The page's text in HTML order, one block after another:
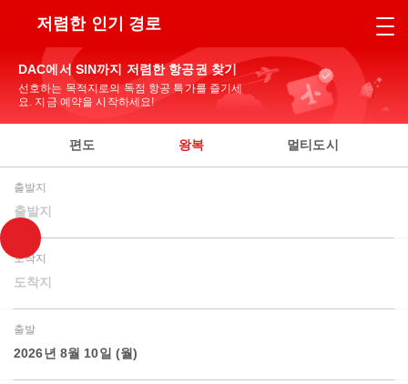
저렴한 인기 경로
DAC에서 SIN까지 저렴한 항공권 찾기
선호하는 목적지로의 독점 항공 특가를 즐기세
요. 지금 예약을 시작하세요!
편도 왕복 멀티도시
출발지
출발지
도착지
도착지
출발
2026년 8월 10일 (월)